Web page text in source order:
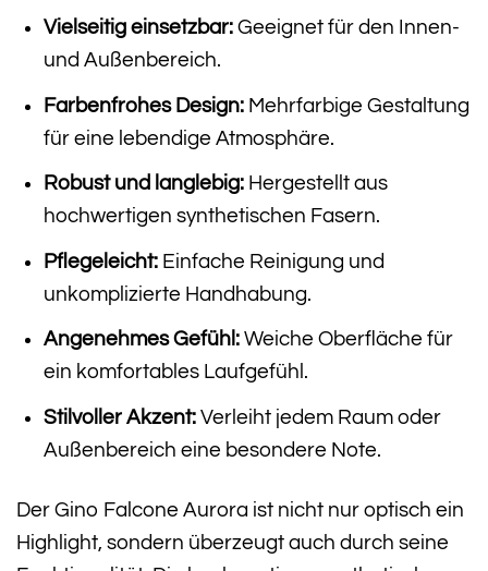
Vielseitig einsetzbar:Geeignet für den Innen-
und Außenbereich.
Farbenfrohes Design:Mehrfarbige Gestaltung
für eine lebendige Atmosphäre.
Robust und langlebig:Hergestellt aus
hochwertigen synthetischen Fasern.
Pflegeleicht:Einfache Reinigung und
unkomplizierte Handhabung.
Angenehmes Gefühl:Weiche Oberfläche für
ein komfortables Laufgefühl.
Stilvoller Akzent:Verleiht jedem Raum oder
Außenbereich eine besondere Note.
Der Gino Falcone Aurora ist nicht nur optisch ein
Highlight, sondern überzeugt auch durch seine